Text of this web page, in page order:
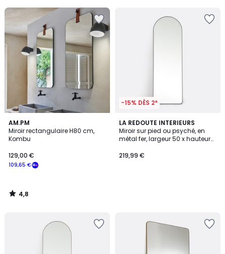
AM.PM
Miroir rectangulaire H80 cm,
Kombu
109,65 €
129,00 €
4,8
/ 5
4,8
/
-15% DÈS 2*
LA REDOUTE INTERIEURS
Miroir sur pied ou psyché, en
métal fer, largeur 50 x hauteur
219,99 €